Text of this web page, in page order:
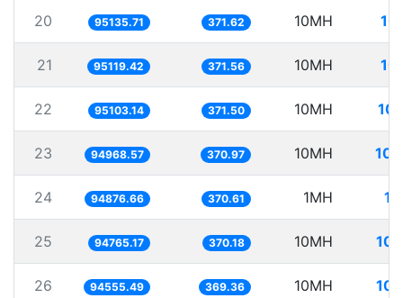
20 95135.71 371.62 10MH
21 95119.42 371.56 10MH
22 95103.14 371.50 10MH
23 94968.57 370.97 10MH
24 94876.66 370.61 1MH
25 94765.17 370.18 10MH
26 94555.49 369.36 10MH